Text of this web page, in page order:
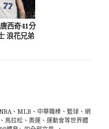
西奇41分
浪花兄弟
、MLB、中華職棒、籃球、網
馬拉松、奧運、運動會等世界體